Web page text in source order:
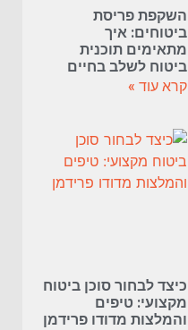
השקפת פריסת
ביטוחים: איך
מתאימים תוכנית
ביטוח לשלב בחיים
קרא עוד »
כיצד לבחור סוכן ביטוח
מקצועי: טיפים
והמלצות מדודו פרידמן